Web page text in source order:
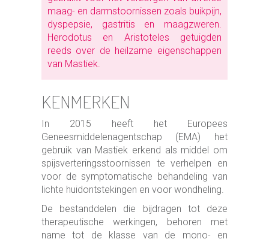
maag- en darmstoornissen zoals buikpijn,
dyspepsie, gastritis en maagzweren.
Herodotus en Aristoteles getuigden
reeds over de heilzame eigenschappen
van Mastiek.
KENMERKEN
In 2015 heeft het Europees
Geneesmiddelenagentschap (EMA) het
gebruik van Mastiek erkend als middel om
spijsverteringsstoornissen te verhelpen en
voor de symptomatische behandeling van
lichte huidontstekingen en voor wondheling.
De bestanddelen die bijdragen tot deze
therapeutische werkingen, behoren met
name tot de klasse van de mono- en